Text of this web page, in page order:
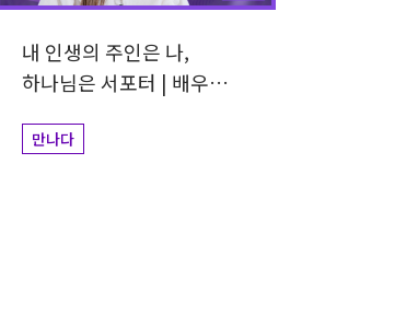
내 인생의 주인은 나,
하나님은 서포터 | 배우
만나다